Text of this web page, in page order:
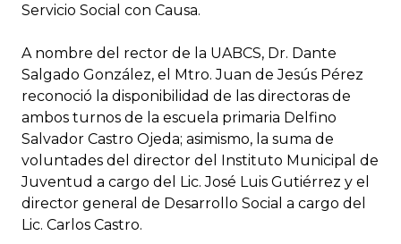
Servicio Social con Causa.
A nombre del rector de la UABCS, Dr. Dante
Salgado González, el Mtro. Juan de Jesús Pérez
reconoció la disponibilidad de las directoras de
ambos turnos de la escuela primaria Delfino
Salvador Castro Ojeda; asimismo, la suma de
voluntades del director del Instituto Municipal de
Juventud a cargo del Lic. José Luis Gutiérrez y el
director general de Desarrollo Social a cargo del
Lic. Carlos Castro.